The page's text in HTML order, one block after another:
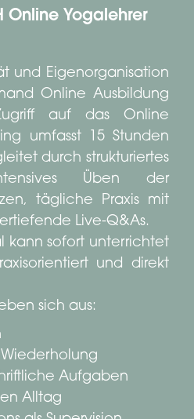
Online Yogalehrer
und Eigenorganisation
Online Ausbildung
auf das Online
umfasst 15 Stunden
durch strukturiertes
Üben der
tägliche Praxis mit
Live-Q&As.
kann sofort unterrichtet
und direkt
sich aus:
Wiederholung
Aufgaben
Alltag